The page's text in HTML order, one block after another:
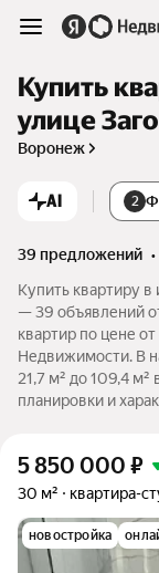
Купить
улице
Воронеж
AI 2
39 предложений •
Купить квартиру
— 39 объявлений
квартир по цене
Недвижимости. В
21,7 м² до 109,4
планировки и
5 850 000 ₽
30 м² квартира-
новостройка